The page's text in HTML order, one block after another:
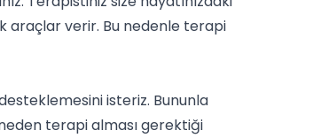
araçlar verir. Bu nedenle terapi
isteriz. Bununla
terapi alması gerektiği